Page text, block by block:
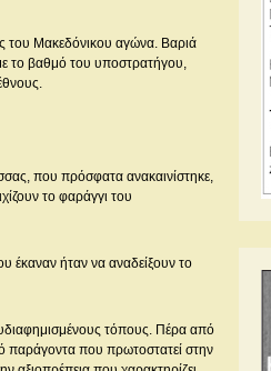
του Μακεδόνικου αγώνα. Βαριά
το βαθμό του υποστρατήγου,
που πρόσφατα ανακαινίστηκε,
το φαράγγι του
έκαναν ήταν να αναδείξουν το
τόπους. Πέρα από
παράγοντα που πρωτοστατεί στην